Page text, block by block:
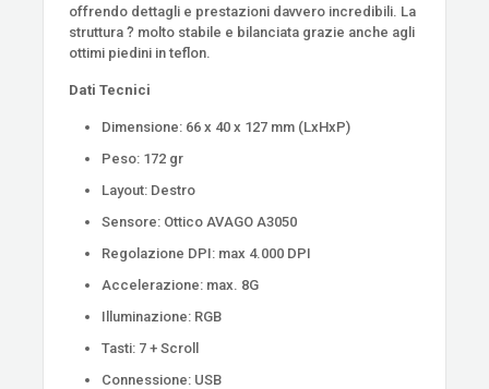
offrendo dettagli e prestazioni davvero incredibili. La
struttura ?̀ molto stabile e bilanciata grazie anche agli
ottimi piedini in teflon.
Dati Tecnici
Dimensione: 66 x 40 x 127 mm (LxHxP)
Peso: 172 gr
Layout: Destro
Sensore: Ottico AVAGO A3050
Regolazione DPI: max 4.000 DPI
Accelerazione: max. 8G
Illuminazione: RGB
Tasti: 7 + Scroll
Connessione: USB